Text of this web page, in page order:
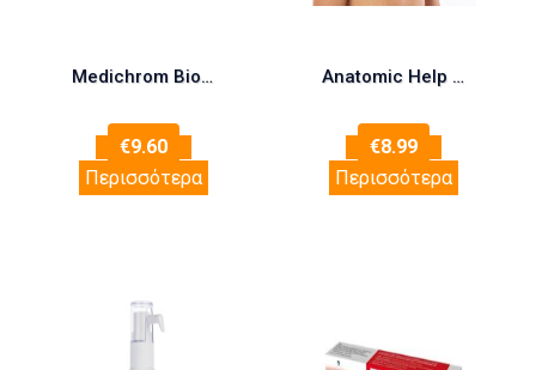
Medichrom Bio Extra Delta Vitamin D3 2000iu 60tabs (Συμπλήρωμα Διατροφής με Βιταμίνη D3)
€9.60
Περισσότερα
Anatomic Help 0550 Αυχενικό Κολάρο Μαλακό One Size 7cm ΜΑΥΡΟ
€8.99
Περισσότερα